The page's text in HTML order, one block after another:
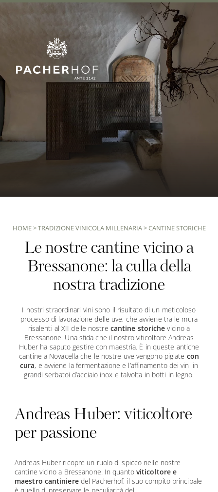
HOME>TRADIZIONE VINICOLA MILLENARIA>CANTINE STORICHE
Le nostre cantine vicino a
Bressanone: la culla della
nostra tradizione
I nostri straordinari vini sono il risultato di un meticoloso
processo di lavorazione delle uve, che avviene tra le mura
risalenti al XII delle nostre cantine storiche vicino a
Bressanone. Una sfida che il nostro viticoltore Andreas
Huber ha saputo gestire con maestria. È in queste antiche
cantine a Novacella che le nostre uve vengono pigiate con
cura, e avviene la fermentazione e l’affinamento dei vini in
grandi serbatoi d’acciaio inox e talvolta in botti in legno.
Andreas Huber: viticoltore
per passione
Andreas Huber ricopre un ruolo di spicco nelle nostre
cantine vicino a Bressanone. In quanto viticoltore e
maestro cantiniere del Pacherhof, il suo compito principale